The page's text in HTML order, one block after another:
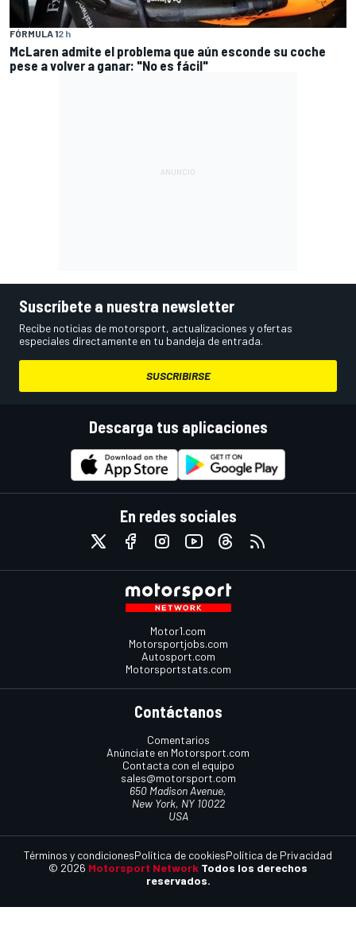
FÓRMULA 12 h
McLaren admite el problema que aún esconde su coche
pese a volver a ganar: "No es fácil"
Suscríbete a nuestra newsletter
Recibe noticias de motorsport, actualizaciones y ofertas
especiales directamente en tu bandeja de entrada.
SUSCRIBIRSE
Descarga tus aplicaciones
En redes sociales
Motor1.com
Motorsportjobs.com
Autosport.com
Motorsportstats.com
Contáctanos
Comentarios
Anúnciate en Motorsport.com
Contacta con el equipo
sales@motorsport.com
650 Madison Avenue,
New York, NY 10022
USA
© 2026 Motorsport Network Todos los derechos
reservados.
Términos y condicionesPolítica de cookiesPolítica de Privacidad